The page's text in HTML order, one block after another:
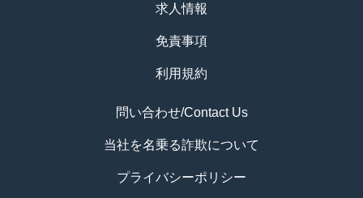
求人情報
免責事項
利用規約
問い合わせ/Contact Us
当社を名乗る詐欺について
プライバシーポリシー